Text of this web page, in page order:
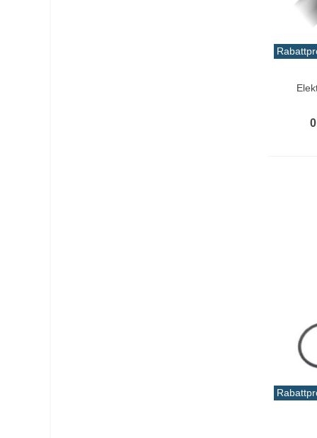
In
In